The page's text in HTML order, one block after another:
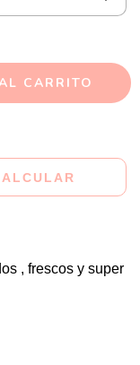
, frescos y super